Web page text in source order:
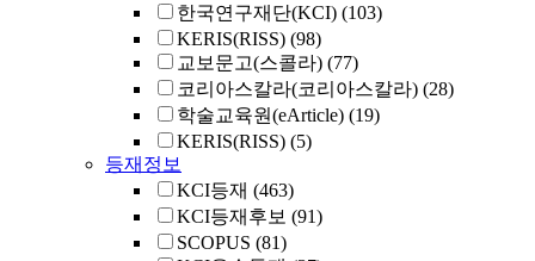
한국연구재단(KCI) (103)
KERIS(RISS) (98)
교보문고(스콜라) (77)
코리아스칼라(코리아스칼라) (28)
학술교육원(eArticle) (19)
KERIS(RISS) (5)
등재정보
KCI등재 (463)
KCI등재후보 (91)
SCOPUS (81)